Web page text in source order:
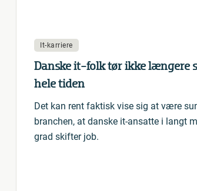
It-karriere
Danske it-folk tør ikke længere
hele tiden
Det kan rent faktisk vise sig at være
branchen, at danske it-ansatte i langt
grad skifter job.